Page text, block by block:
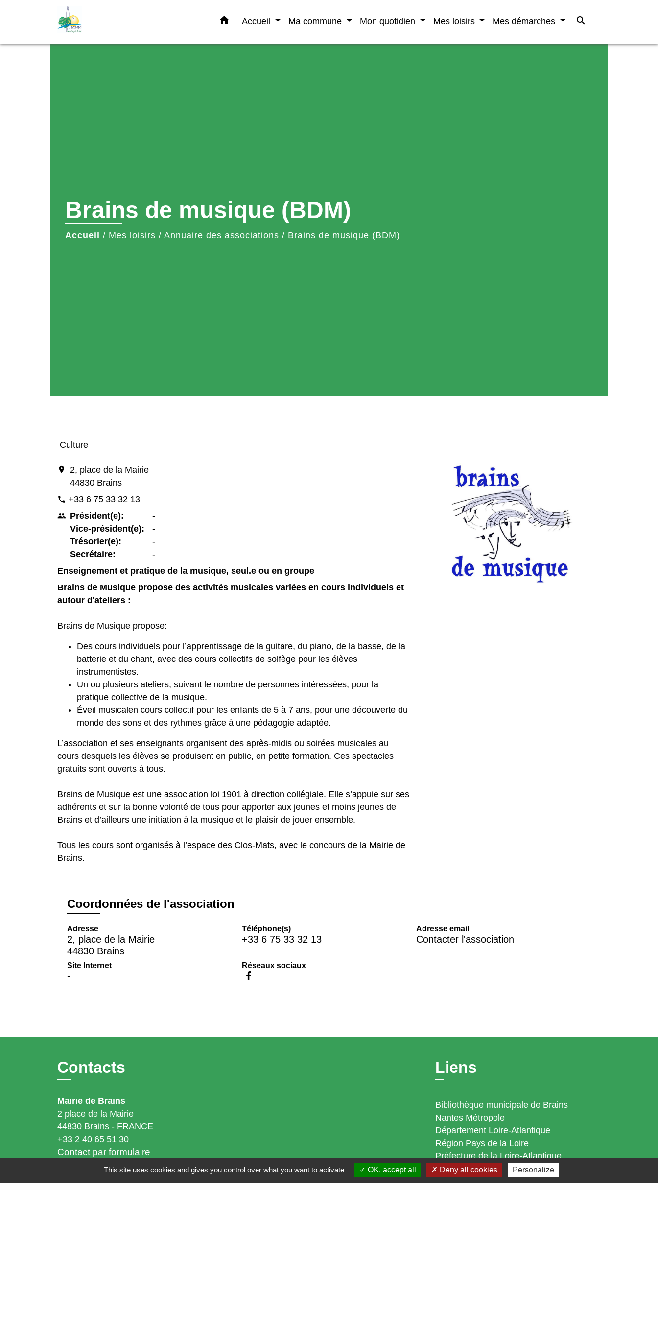
home Accueil Ma commune Mon quotidien Mes loisirs Mes démarches search
Brains de musique (BDM)
Accueil / Mes loisirs / Annuaire des associations / Brains de musique (BDM)
Culture
location_on
2, place de la Mairie
44830 Brains
phone +33 6 75 33 32 13
people Président(e):
Vice-président(e):
Trésorier(e):
Secrétaire:
-
-
-
-
Enseignement et pratique de la musique, seul.e ou en groupe
Brains de Musique propose des activités musicales variées en cours individuels et
autour d'ateliers :
Brains de Musique propose:
Des cours individuels pour l’apprentissage de la guitare, du piano, de la basse, de la
batterie et du chant, avec des cours collectifs de solfège pour les élèves
instrumentistes.
Un ou plusieurs ateliers, suivant le nombre de personnes intéressées, pour la
pratique collective de la musique.
Éveil musicalen cours collectif pour les enfants de 5 à 7 ans, pour une découverte du
monde des sons et des rythmes grâce à une pédagogie adaptée.
L’association et ses enseignants organisent des après-midis ou soirées musicales au
cours desquels les élèves se produisent en public, en petite formation. Ces spectacles
gratuits sont ouverts à tous.
Brains de Musique est une association loi 1901 à direction collégiale. Elle s’appuie sur ses
adhérents et sur la bonne volonté de tous pour apporter aux jeunes et moins jeunes de
Brains et d’ailleurs une initiation à la musique et le plaisir de jouer ensemble.
Tous les cours sont organisés à l’espace des Clos-Mats, avec le concours de la Mairie de
Brains.
Coordonnées de l'association
Adresse
2, place de la Mairie
44830 Brains
Téléphone(s)
+33 6 75 33 32 13
Adresse email
Contacter l'association
Site Internet
-
Réseaux sociaux
Contacts
Mairie de Brains
2 place de la Mairie
44830 Brains - FRANCE
+33 2 40 65 51 30
Contact par formulaire
Liens
Bibliothèque municipale de Brains
Nantes Métropole
Département Loire-Atlantique
Région Pays de la Loire
Préfecture de la Loire-Atlantique
This site uses cookies and gives you control over what you want to activate OK, accept all Deny all cookies Personalize